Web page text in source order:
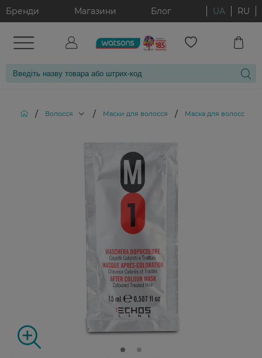
Бренди Магазини Блог UA RU
/ Волосся / Маски для волосся / Маска для волосся